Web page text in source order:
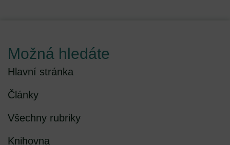
Možná hledáte
Hlavní stránka
Články
Všechny rubriky
Knihovna